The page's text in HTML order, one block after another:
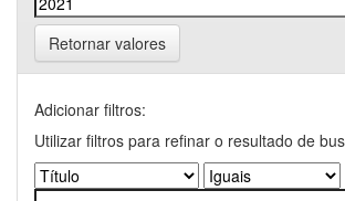
Retornar valores
Adicionar filtros:
Utilizar filtros para refinar o resultado de